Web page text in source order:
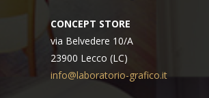
CONCEPT STORE
via Belvedere 10/A
23900 Lecco (LC)
info@laboratorio-grafico.it